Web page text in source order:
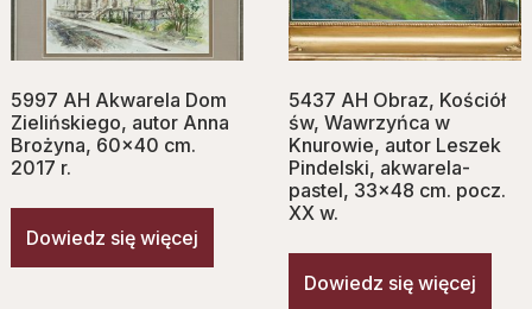
5997 AH Akwarela Dom
Zielińskiego, autor Anna
Brożyna, 60×40 cm.
2017 r.
Dowiedz się więcej
5437 AH Obraz, Kościół
św, Wawrzyńca w
Knurowie, autor Leszek
Pindelski, akwarela-
pastel, 33×48 cm. pocz.
XX w.
Dowiedz się więcej